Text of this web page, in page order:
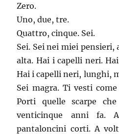
Zero.
Uno, due, tre.
Quattro, cinque. Sei.
Sei. Sei nei miei pensieri,
alta. Hai i capelli neri.
Hai i capelli neri, lunghi,
Sei magra. Ti vesti
Porti quelle scarpe
venticinque anni fa.
pantaloncini corti. A